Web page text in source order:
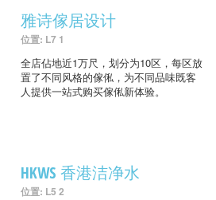
雅诗傢居设计
位置: L7 1
全店佔地近1万尺，划分为10区，每区放
置了不同风格的傢俬，为不同品味既客
人提供一站式购买傢俬新体验。
HKWS 香港洁净水
位置: L5 2